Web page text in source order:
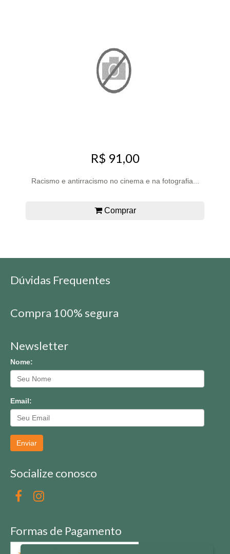
R$ 91,00
Racismo e antirracismo no cinema e na fotografia...
Comprar
Dúvidas Frequentes
Compra 100% segura
Newsletter
Nome:
Email:
Enviar
Socialize conosco
Formas de Pagamento